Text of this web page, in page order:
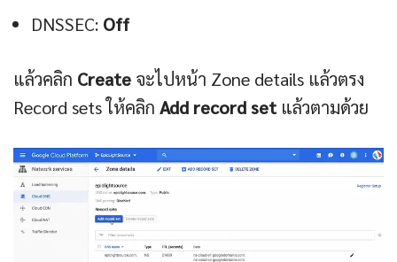
DNSSEC: Off
แล้วคลิก Create จะไปหน้า Zone details แล้วตรง
Record sets ให้คลิก Add record set แล้วตามด้วย